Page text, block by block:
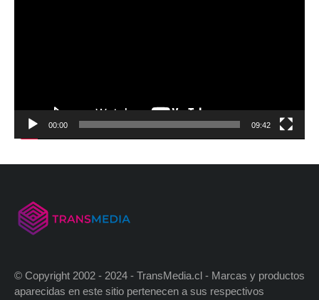
00:00 09:42
© Copyright 2002 - 2024 - TransMedia.cl - Marcas y productos
aparecidas en este sitio pertenecen a sus respectivos